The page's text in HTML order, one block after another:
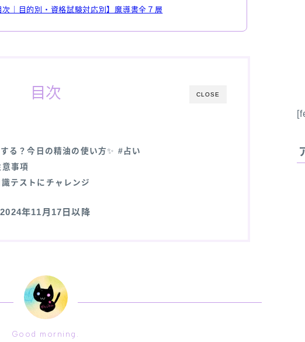
｜目的別・資格試験対応別】魔導書全７層
CLOSE
目次
る？今日の精油の使い方✨ #占い
事項
テストにチャレンジ
年11月17日以降
Good morning.